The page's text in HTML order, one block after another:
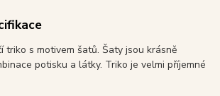
triko s motivem šatů. Šaty jsou krásně
potisku a látky. Triko je velmi příjemné